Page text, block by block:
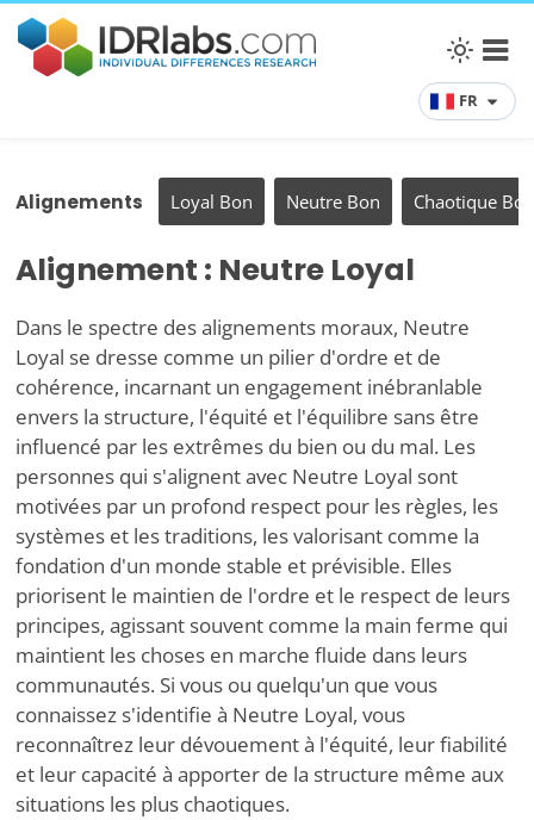
FR
Alignements Loyal Bon Neutre Bon Chaotique Bon
Alignement : Neutre Loyal
Dans le spectre des alignements moraux, Neutre
Loyal se dresse comme un pilier d'ordre et de
cohérence, incarnant un engagement inébranlable
envers la structure, l'équité et l'équilibre sans être
influencé par les extrêmes du bien ou du mal. Les
personnes qui s'alignent avec Neutre Loyal sont
motivées par un profond respect pour les règles, les
systèmes et les traditions, les valorisant comme la
fondation d'un monde stable et prévisible. Elles
priorisent le maintien de l'ordre et le respect de leurs
principes, agissant souvent comme la main ferme qui
maintient les choses en marche fluide dans leurs
communautés. Si vous ou quelqu'un que vous
connaissez s'identifie à Neutre Loyal, vous
reconnaîtrez leur dévouement à l'équité, leur fiabilité
et leur capacité à apporter de la structure même aux
situations les plus chaotiques.